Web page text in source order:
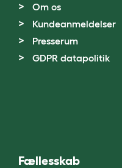
Om os
Kundeanmeldelser
Presserum
GDPR datapolitik
Fællesskab